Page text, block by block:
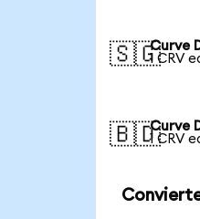
🇸🇬Curve
1 CRV
🇧🇩Curve
1 CRV